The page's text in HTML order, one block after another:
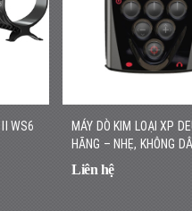
II WS6
MÁY DÒ KIM LOẠI XP
HÃNG – NHẸ, KHÔNG
NHANH CHÍNH XÁC
Liên hệ